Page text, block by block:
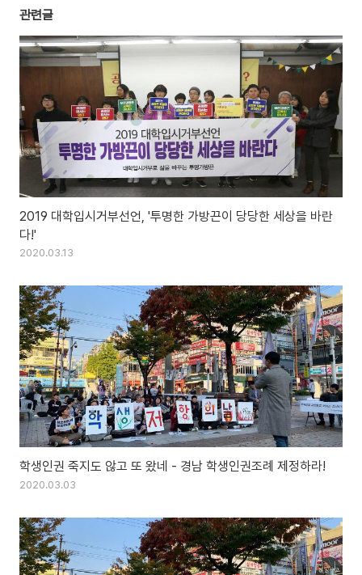
관련글
2019 대학입시거부선언, '투명한 가방끈이 당당한 세상을 바란
다!'
2020.03.13
학생인권 죽지도 않고 또 왔네 - 경남 학생인권조례 제정하라!
2020.03.03